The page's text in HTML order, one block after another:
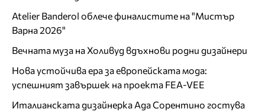
Atelier Banderol облече финалистите на "Мистър
Варна 2026"
Вечната муза на Холивуд вдъхнови родни дизайнери
Нова устойчива ера за европейската мода:
успешният завършек на проекта FEA-VEE
Италианската дизайнерка Ада Сорентино гостува